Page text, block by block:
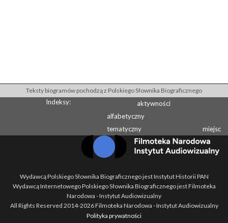
Teksty biogramów pochodzą z Polskiego Słownika Biograficznego
Indeksy:
aktywności
alfabetyczny
tematyczny
miejsc
Wydawcą Polskiego Słownika Biograficznego jest Instytut Historii PAN
Wydawcą Internetowego Polskiego Słownika Biograficznego jest Filmoteka
Narodowa - Instytut Audiowizualny
All Rights Reserved 2014-2026Filmoteka Narodowa - Instytut Audiowizualny
Polityka prywatności